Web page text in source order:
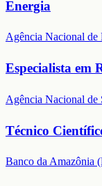
Energia
Agência Nacional
Especialista em
Agência Nacional de
Técnico
Banco da Amazônia